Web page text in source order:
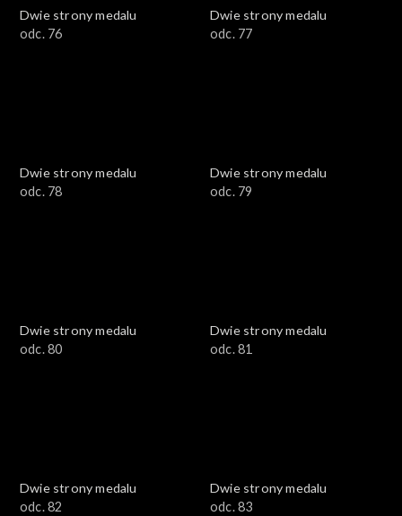
Dwie strony medalu
odc. 76
Dwie strony medalu
odc. 77
Dwie strony medalu
odc. 78
Dwie strony medalu
odc. 79
Dwie strony medalu
odc. 80
Dwie strony medalu
odc. 81
Dwie strony medalu
odc. 82
Dwie strony medalu
odc. 83